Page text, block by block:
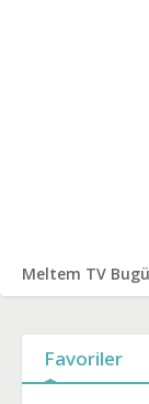
Meltem TV
Favoriler